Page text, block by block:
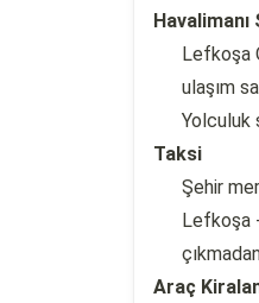
Lefkoşa
ulaşım
Yolculuk
Taksi
Şehir
Lefkoşa
Araç